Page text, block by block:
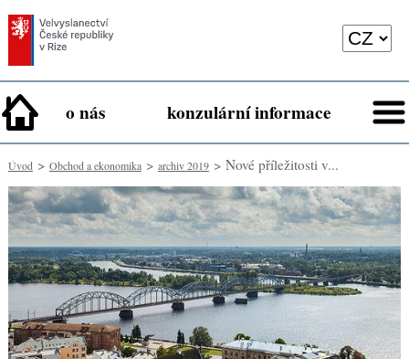
o nás konzulární informace
Úvod> Obchod a ekonomika> archiv 2019> Nové příležitosti v...